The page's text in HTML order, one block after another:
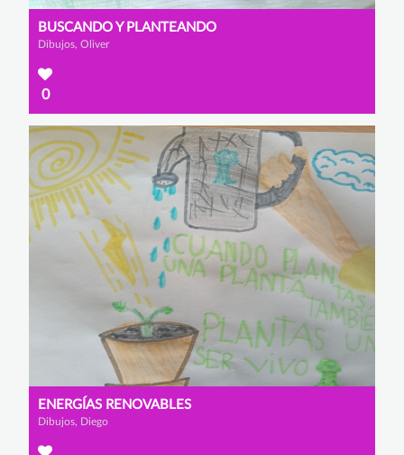
BUSCANDO Y PLANTEANDO
Dibujos, Oliver
0
ENERGÍAS RENOVABLES
Dibujos, Diego